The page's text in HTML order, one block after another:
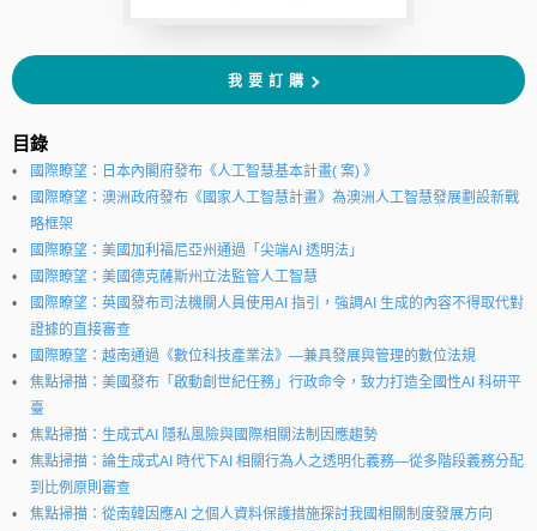
我要訂購
目錄
國際瞭望：日本內閣府發布《人工智慧基本計畫( 案) 》
國際瞭望：澳洲政府發布《國家人工智慧計畫》為澳洲人工智慧發展劃設新戰
略框架
國際瞭望：美國加利福尼亞州通過「尖端AI 透明法」
國際瞭望：美國德克薩斯州立法監管人工智慧
國際瞭望：英國發布司法機關人員使用AI 指引，強調AI 生成的內容不得取代對
證據的直接審查
國際瞭望：越南通過《數位科技產業法》—兼具發展與管理的數位法規
焦點掃描：美國發布「啟動創世紀任務」行政命令，致力打造全國性AI 科研平
臺
焦點掃描：生成式AI 隱私風險與國際相關法制因應趨勢
焦點掃描：論生成式AI 時代下AI 相關行為人之透明化義務—從多階段義務分配
到比例原則審查
焦點掃描：從南韓因應AI 之個人資料保護措施探討我國相關制度發展方向